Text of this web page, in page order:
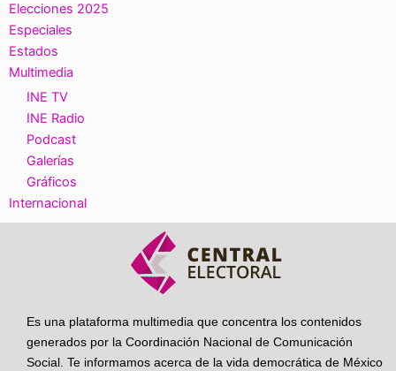
Elecciones 2025
Especiales
Estados
Multimedia
INE TV
INE Radio
Podcast
Galerías
Gráficos
Internacional
Es una plataforma multimedia que concentra los contenidos
generados por la Coordinación Nacional de Comunicación
Social. Te informamos acerca de la vida democrática de México